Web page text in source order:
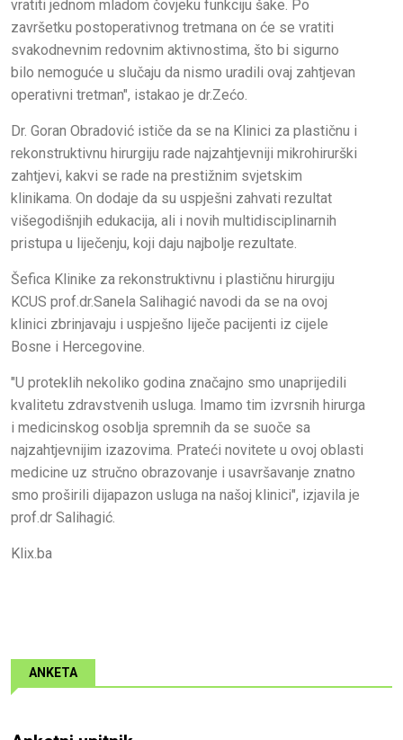
vratiti jednom mladom čovjeku funkciju šake. Po
završetku postoperativnog tretmana on će se vratiti
svakodnevnim redovnim aktivnostima, što bi sigurno
bilo nemoguće u slučaju da nismo uradili ovaj zahtjevan
operativni tretman", istakao je dr.Zećo.
Dr. Goran Obradović ističe da se na Klinici za plastičnu i
rekonstruktivnu hirurgiju rade najzahtjevniji mikrohirurški
zahtjevi, kakvi se rade na prestižnim svjetskim
klinikama. On dodaje da su uspješni zahvati rezultat
višegodišnjih edukacija, ali i novih multidisciplinarnih
pristupa u liječenju, koji daju najbolje rezultate.
Šefica Klinike za rekonstruktivnu i plastičnu hirurgiju
KCUS prof.dr.Sanela Salihagić navodi da se na ovoj
klinici zbrinjavaju i uspješno liječe pacijenti iz cijele
Bosne i Hercegovine.
"U proteklih nekoliko godina značajno smo unaprijedili
kvalitetu zdravstvenih usluga. Imamo tim izvrsnih hirurga
i medicinskog osoblja spremnih da se suoče sa
najzahtjevnijim izazovima. Prateći novitete u ovoj oblasti
medicine uz stručno obrazovanje i usavršavanje znatno
smo proširili dijapazon usluga na našoj klinici", izjavila je
prof.dr Salihagić.
Klix.ba
ANKETA